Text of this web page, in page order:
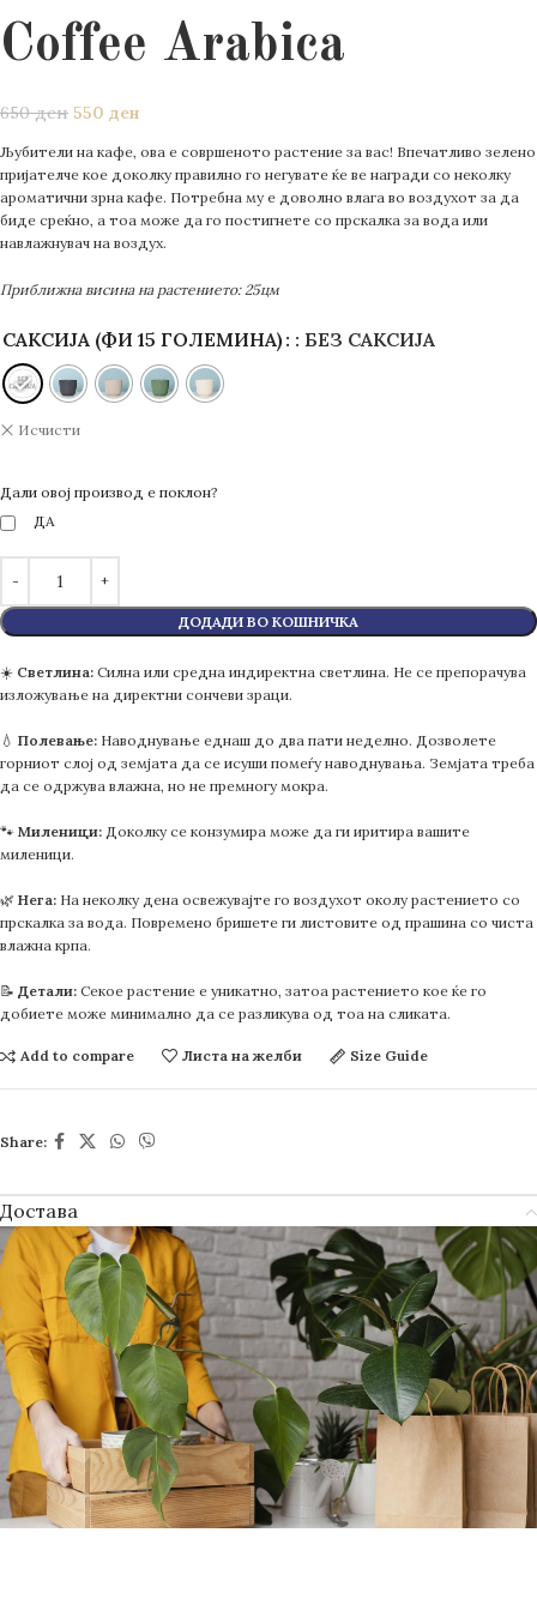
Coffee Arabica
650ден 550 ден
Љубители на кафе, ова е совршеното растение за вас! Впечатливо зелено
пријателче кое доколку правилно го негувате ќе ве награди со неколку
ароматични зрна кафе. Потребна му е доволно влага во воздухот за да
биде среќно, а тоа може да го постигнете со прскалка за вода или
навлажнувач на воздух.
Приближна висина на растението: 25цм
САКСИЈА (ФИ 15 ГОЛЕМИНА) : БЕЗ САКСИЈА
Исчисти
Дали овој производ е поклон?
ДА
ДОДАДИ ВО КОШНИЧКА
☀️ Светлина: Силна или средна индиректна светлина. Не се препорачува
изложување на директни сончеви зраци.
💧 Полевање: Наводнување еднаш до два пати неделно. Дозволете
горниот слој од земјата да се исуши помеѓу наводнувања. Земјата треба
да се одржува влажна, но не премногу мокра.
🐾 Миленици: Доколку се конзумира може да ги иритира вашите
миленици.
🌿 Нега: На неколку дена освежувајте го воздухот околу растението со
прскалка за вода. Повремено бришете ги листовите од прашина со чиста
влажна крпа.
📝 Детали: Секое растение е уникатно, затоа растението кое ќе го
добиете може минимално да се разликува од тоа на сликата.
Add to compare Листа на желби Size Guide
Share:
Достава